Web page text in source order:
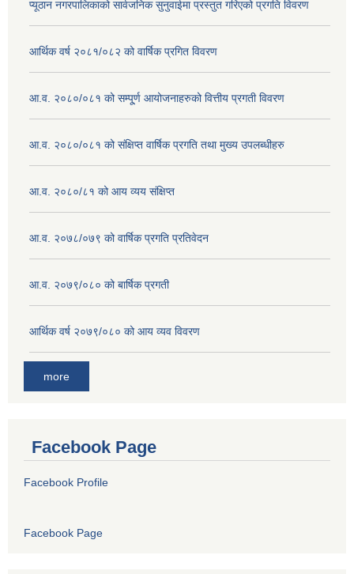
प्यूठान नगरपालिकाको सार्वजनिक सुनुवाईमा प्रस्तुत गरिएको प्रगति विवरण
आर्थिक वर्ष २०८१/०८२ को वार्षिक प्रगित विवरण
आ.व. २०८०/०८१ को सम्पू्र्ण आयोजनाहरुको वित्तीय प्रगती विवरण
आ.व. २०८०/०८१ को संक्षिप्त वार्षिक प्रगति तथा मुख्य उपलब्धीहरु
आ.व. २०८०/८१ को आय व्यय संक्षिप्त
आ.व. २०७८/०७९ को वार्षिक प्रगति प्रतिवेदन
आ.व. २०७९/०८० को बार्षिक प्रगती
आर्थिक वर्ष २०७९/०८० को आय व्यव विवरण
more
Facebook Page
Facebook Profile
Facebook Page